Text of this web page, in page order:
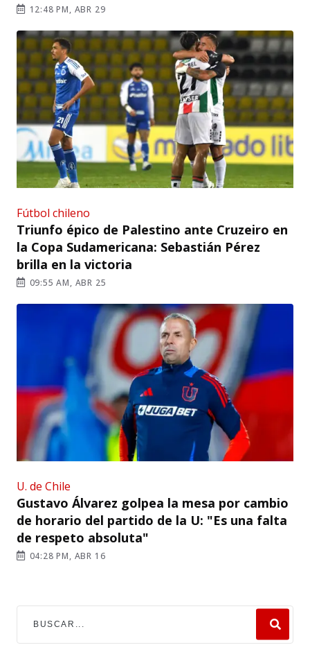
12:48 PM, ABR 29
Fútbol chileno
Triunfo épico de Palestino ante Cruzeiro en
la Copa Sudamericana: Sebastián Pérez
brilla en la victoria
09:55 AM, ABR 25
U. de Chile
Gustavo Álvarez golpea la mesa por cambio
de horario del partido de la U: "Es una falta
de respeto absoluta"
04:28 PM, ABR 16